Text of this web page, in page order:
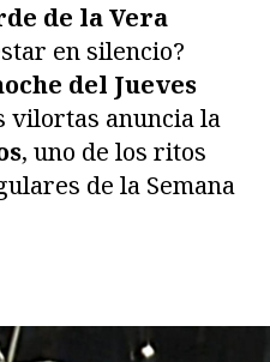
de la Vera
en silencio?
del Jueves
vilortas anuncia la
, uno de los ritos
de la Semana